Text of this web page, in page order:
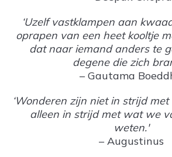
‘Uzelf vastklampen aan
oprapen van een heet kooltje
dat naar iemand anders te
degene die zich
– Gautama
‘Wonderen zijn niet in strijd
alleen in strijd met wat we
weten.'
– Augustinus